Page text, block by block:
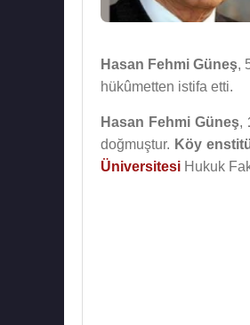
Hasan Fehmi Güneş,
hükûmetten istifa etti.
Hasan Fehmi Güneş,
doğmuştur. Köy
Üniversitesi Hukuk